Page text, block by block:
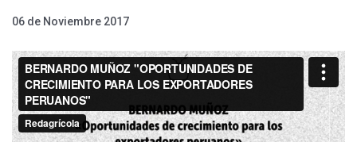
06 de Noviembre 2017